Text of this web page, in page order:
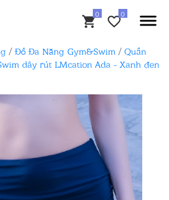
/ Đồ Đa Năng Gym&Swim / Quần
dây rút LMcation Ada - Xanh đen